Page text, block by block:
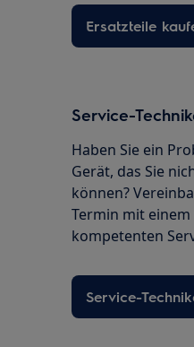
Ersatzteile
Service-
Haben Sie ein
Gerät, das Sie
können?
Termin mit
kompetenten
Service-